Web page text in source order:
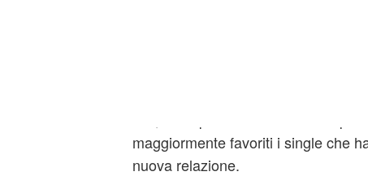
i nati sotto il vostro segno
prova. Non trascurate l'aspetto
maggiormente favoriti i single che
nuova relazione.